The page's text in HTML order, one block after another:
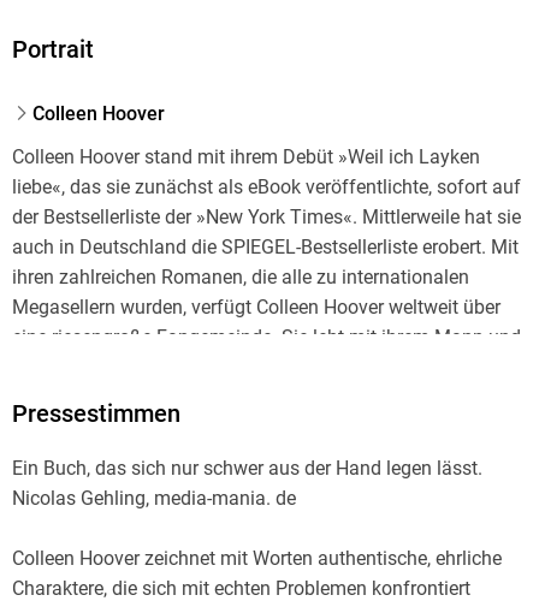
Portrait
Colleen Hoover
Colleen Hoover stand mit ihrem Debüt »Weil ich Layken
liebe«, das sie zunächst als eBook veröffentlichte, sofort auf
der Bestsellerliste der »New York Times«. Mittlerweile hat sie
auch in Deutschland die SPIEGEL-Bestsellerliste erobert. Mit
ihren zahlreichen Romanen, die alle zu internationalen
Megasellern wurden, verfügt Colleen Hoover weltweit über
eine riesengroße Fangemeinde. Sie lebt mit ihrem Mann und
Pressestimmen
Ein Buch, das sich nur schwer aus der Hand legen lässt.
Nicolas Gehling, media-mania. de
Colleen Hoover zeichnet mit Worten authentische, ehrliche
Charaktere, die sich mit echten Problemen konfrontiert